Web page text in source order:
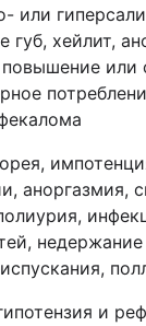
или
губ, хейлит,
повышение или
аноргазмия,
и